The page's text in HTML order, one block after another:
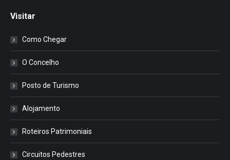
Visitar
Como Chegar
O Concelho
Posto de Turismo
Alojamento
Roteiros Patrimoniais
Circuitos Pedestres